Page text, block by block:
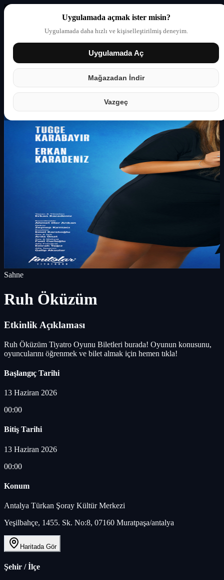
Uygulamada açmak ister misin?
Uygulamada daha hızlı ve kişiselleştirilmiş deneyim.
Uygulamada Aç
Mağazadan İndir
Vazgeç
Giriş yap Partner
Sahne
Ruh Öküzüm
Etkinlik Açıklaması
Ruh Öküzüm Tiyatro Oyunu Biletleri burada! Oyunun konusunu,
oyuncularını öğrenmek ve bilet almak için hemen tıkla!
Başlangıç Tarihi
13 Haziran 2026
00:00
Bitiş Tarihi
13 Haziran 2026
00:00
Konum
Antalya Türkan Şoray Kültür Merkezi
Yeşilbahçe, 1455. Sk. No:8, 07160 Muratpaşa/antalya
Haritada Gör
Şehir / İlçe